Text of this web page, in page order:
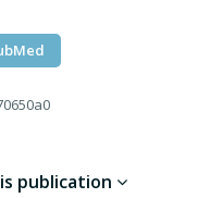
publication